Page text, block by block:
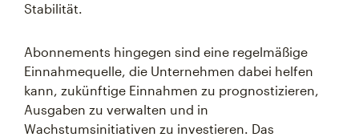
Stabilität.
Abonnements hingegen sind eine regelmäßige
Einnahmequelle, die Unternehmen dabei helfen
kann, zukünftige Einnahmen zu prognostizieren,
Ausgaben zu verwalten und in
Wachstumsinitiativen zu investieren. Das